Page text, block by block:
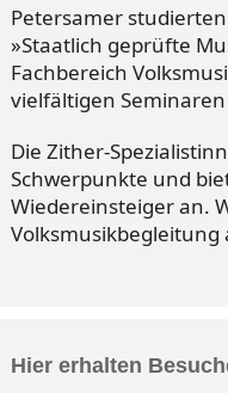
Petersamer
»Staatlich geprüfte
Fachbereich
vielfältigen
Die Zither-
Schwerpunkte und
Wiedereinsteiger an.
Volksmusikbegleitung
Hier erhalten